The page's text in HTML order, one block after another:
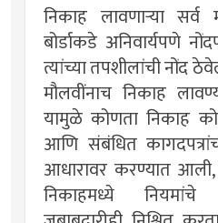
निकाह लावणाऱ्या
बोर्डाकडे अनिवार्यपणे
त्यांच्या तपशीलांची
मौलवींनाच निकाह
यामुळे कोणता निकाह
आणि संबंधित
आधारावर करण्यात आली,
निकाहमध्ये